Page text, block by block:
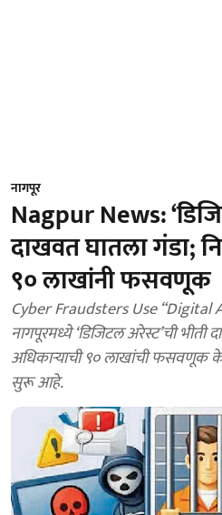
नागपूर
Nagpur News:
दाखवत घातला गंडा;
९० लाखांनी फसवणूक
Cyber Fraudsters Use “Digital
नागपूरमध्ये ‘डिजिटल अरेस्ट’ची भीती
अधिकाऱ्याची ९० लाखांची फसवणूक
सुरू आहे.